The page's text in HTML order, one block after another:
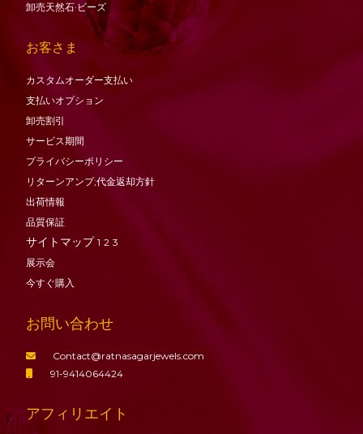
卸売天然石·ビーズ
お客さま
カスタムオーダー支払い
支払いオプション
卸売割引
サービス期間
プライバシーポリシー
リターンアンプ;代金返却方針
出荷情報
品質保証
サイトマップ 1 2 3
展示会
今すぐ購入
お問い合わせ
Contact@ratnasagarjewels.com
91-9414064424
アフィリエイト